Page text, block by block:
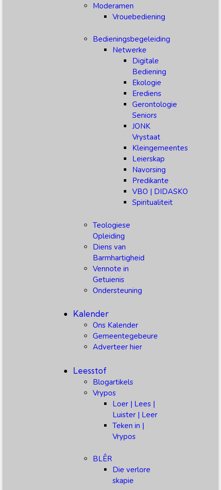
Moderamen
Vrouebediening
Bedieningsbegeleiding
Netwerke
Digitale
Bediening
Ekologie
Erediens
Gerontologie
Seniors
JONK
Vrystaat
Kleingemeentes
Leierskap
Navorsing
Predikante
VBO | DIDASKO
Spiritualiteit
Teologiese
Opleiding
Diens van
Barmhartigheid
Vennote in
Getuienis
Ondersteuning
Kalender
Ons Kalender
Gemeentegebeure
Adverteer hier
Leesstof
Blogartikels
Vrypos
Loer | Lees |
Luister | Leer
Teken in |
Vrypos
BLÊR
Die verlore
skapie